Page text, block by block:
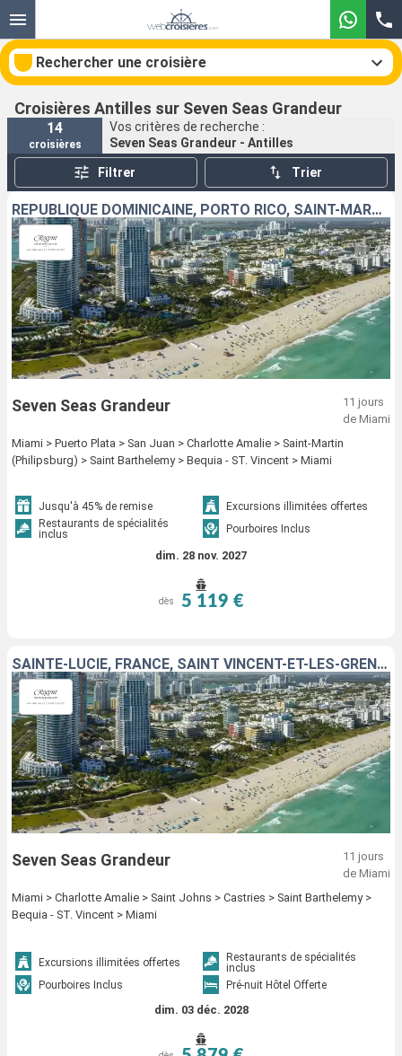
Rechercher une croisière
Nos destinations
Mois de départ
Ports Compagnies
Rechercher
Croisières Antilles sur Seven Seas Grandeur
14
croisières
Vos critères de recherche :
Seven Seas Grandeur - Antilles
Filtrer Trier
RÉPUBLIQUE DOMINICAINE, PORTO RICO, SAINT-MARTIN, FRANCE, SAINT VINCENT-ET-LES-GRENADINES, ÉTATS-UNIS
Seven Seas Grandeur
11 jours
de Miami
Miami > Puerto Plata > San Juan > Charlotte Amalie > Saint-Martin
(Philipsburg) > Saint Barthelemy > Bequia - ST. Vincent > Miami
Jusqu'à 45% de remise
Excursions illimitées offertes
Restaurants de spécialités
inclus
Pourboires Inclus
dim. 28 nov. 2027
dès 5 119 €
SAINTE-LUCIE, FRANCE, SAINT VINCENT-ET-LES-GRENADINES, ÉTATS-UNIS
Seven Seas Grandeur
11 jours
de Miami
Miami > Charlotte Amalie > Saint Johns > Castries > Saint Barthelemy >
Bequia - ST. Vincent > Miami
Excursions illimitées offertes
Restaurants de spécialités
inclus
Pourboires Inclus
Pré-nuit Hôtel Offerte
dim. 03 déc. 2028